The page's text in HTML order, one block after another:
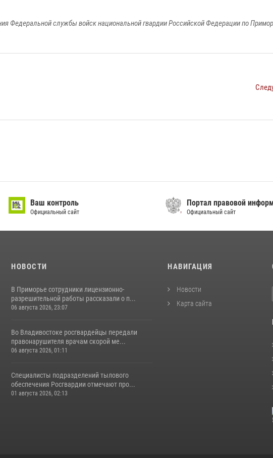
Федеральной службы войск национальной гвардии Российской Федерации по
Ваш контроль
Официальный сайт
Портал правовой
Официальный сайт
НОВОСТИ
В Приморье сотрудники лицензионно-
разрешительной работы рассказали о п...
06 августа 2026, 23:07
Во Владивостоке росгвардейцы передали
правонарушителя врачам скорой ме...
06 августа 2026, 01:11
Специалисты подразделений тылового
обеспечения Росгвардии отмечают про...
01 августа 2026, 02:13
НАВИГАЦИЯ
Новости
Карта сайта